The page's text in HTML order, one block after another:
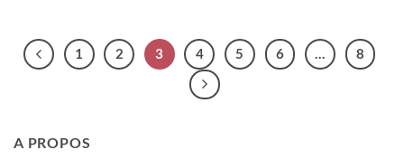
1 2 3 4 5 6 … 8
A PROPOS